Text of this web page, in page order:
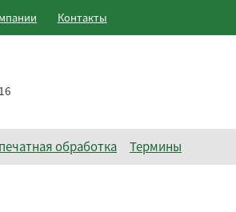
Контакты
обработка Термины